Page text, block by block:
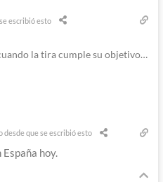
escribió esto
la tira cumple su objetivo…
desde que se escribió esto
hoy.